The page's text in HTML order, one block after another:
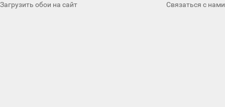
Загрузить обои на сайт Связаться с нами